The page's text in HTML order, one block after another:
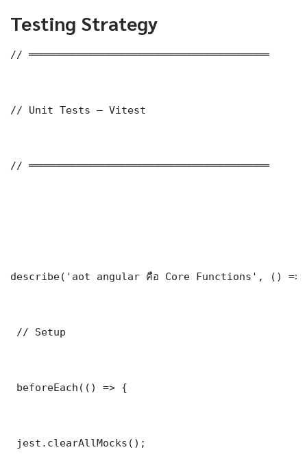
Testing Strategy
// ═══════════════════════════════════════
// Unit Tests — Vitest
// ═══════════════════════════════════════
describe('aot angular คือ Core Functions', () =>
// Setup
beforeEach(() => {
jest.clearAllMocks();